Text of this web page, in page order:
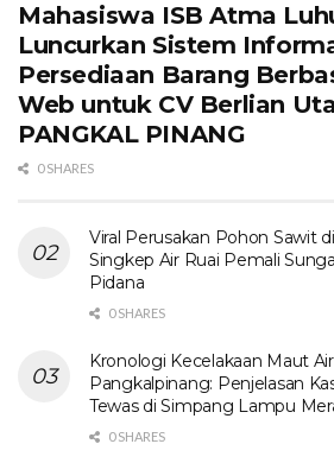
Mahasiswa ISB Atma
Luncurkan Sistem
Persediaan Barang
Web untuk CV Berlian
PANGKAL PINANG
0 SHARES
Viral Perusakan Pohon Sawit
Singkep Air Ruai Pemali
Pidana
0 SHARES
Kronologi Kecelakaan Maut
Pangkalpinang: Penjelasan
Tewas di Simpang Lampu
0 SHARES